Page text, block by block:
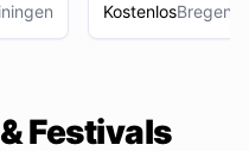
KostenlosBregenz
Festivals